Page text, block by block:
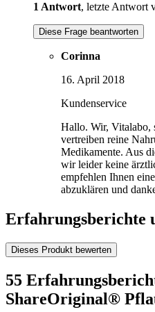
1 Antwort, letzte Antwort
Diese Frage beantworten
Corinna
16. April 2018
Kundenservice
Hallo. Wir, Vitalabo,
vertreiben reine
Medikamente. Aus
wir leider keine
empfehlen Ihnen
abzuklären und
Erfahrungsberichte
Dieses Produkt bewerten
55
ShareOriginal®